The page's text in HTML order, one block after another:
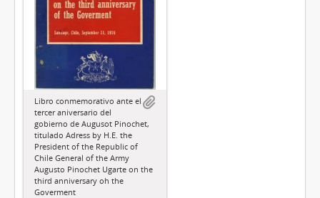
Libro conmemorativo ante el
tercer aniversario del
gobierno de Augusot Pinochet,
titulado Adress by H.E. the
President of the Republic of
Chile General of the Army
Augusto Pinochet Ugarte on the
third anniversary oh the
Goverment